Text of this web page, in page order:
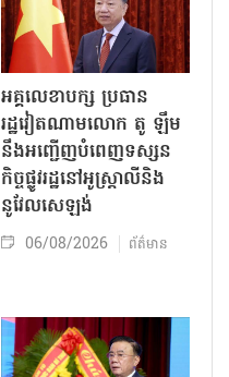
អគ្គលេខាបក្ស ប្រធាន
រដ្ឋវៀតណាមលោក តូ ឡឹម
នឹងអញ្ជើញបំពេញទស្សន
កិច្ចផ្លូវរដ្ឋនៅអូស្ត្រាលីនិង
នូវែលសេឡង់
06/08/2026 ព័ត៌មាន